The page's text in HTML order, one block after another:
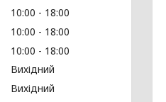
10:00
18:00
10:00
18:00
10:00
18:00
Вихідний
Вихідний